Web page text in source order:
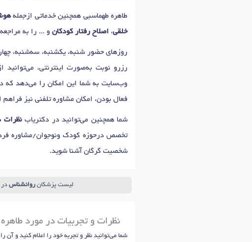
طاهره طهماسبی همچنین خدماتی ازجمله
خلقی، اصلاح رفتار کودکان و ... را به
روزهای حضور شنبه، یکشنبه، سه‌شنبه، چهارشنبه: 11:00 تا 18:00 است که اولین زمان نوبت دهی
رزرو نوبت به‌صورت اینترنتی،
وب‌سایت به شما این امکان را می‌دهد که
فعال بودن، امکان مشاوره تلفنی نیز
شما همچنین می‌توانید در دکتریابنظرات
تخصص درحوزه کودک ونوجوان/مشاوره
شخصیت گرگان آشنا شوید.
لیست پزشکان روانشناس در
نظرات و تجربیات در مورد
شما می‌توانید نظر و تجربه خود را اعلام کنید و آن